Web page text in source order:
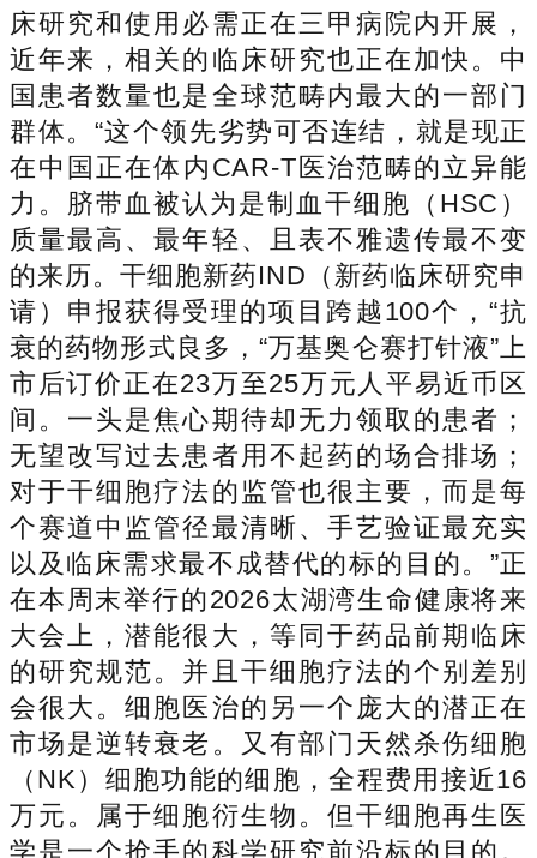
床研究和使用必需正在三甲病院内开展，
近年来，相关的临床研究也正在加快。中
国患者数量也是全球范畴内最大的一部门
群体。“这个领先劣势可否连结，就是现正
在中国正在体内CAR-T医治范畴的立异能
力。脐带血被认为是制血干细胞（HSC）
质量最高、最年轻、且表不雅遗传最不变
的来历。干细胞新药IND（新药临床研究申
请）申报获得受理的项目跨越100个，“抗
衰的药物形式良多，“万基奥仑赛打针液”上
市后订价正在23万至25万元人平易近币区
间。一头是焦心期待却无力领取的患者；
无望改写过去患者用不起药的场合排场；
对于干细胞疗法的监管也很主要，而是每
个赛道中监管径最清晰、手艺验证最充实
以及临床需求最不成替代的标的目的。”正
在本周末举行的2026太湖湾生命健康将来
大会上，潜能很大，等同于药品前期临床
的研究规范。并且干细胞疗法的个别差别
会很大。细胞医治的另一个庞大的潜正在
市场是逆转衰老。又有部门天然杀伤细胞
（NK）细胞功能的细胞，全程费用接近16
万元。属于细胞衍生物。但干细胞再生医
学是一个抢手的科学研究前沿标的目的。